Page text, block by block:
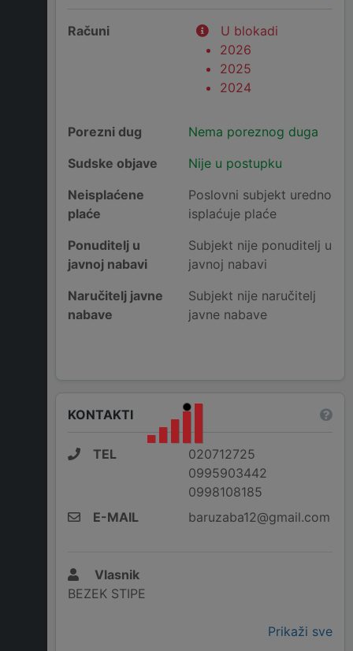
Računi
U blokadi
2026
2025
2024
Porezni dug
Nema poreznog duga
Sudske objave
Nije u postupku
Neisplaćene
plaće
Poslovni subjekt uredno
isplaćuje plaće
Ponuditelj u
javnoj nabavi
Subjekt nije ponuditelj u
javnoj nabavi
Naručitelj javne
nabave
Subjekt nije naručitelj
javne nabave
KONTAKTI
TEL
020712725
0995903442
0998108185
E-MAIL
baruzaba12@gmail.com
Vlasnik
BEZEK STIPE
Prikaži sve